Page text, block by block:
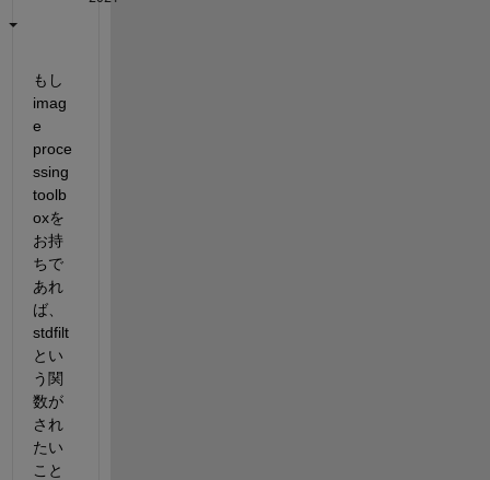
もし
imag
e
proce
ssing
toolb
oxを
お持
ちで
あれ
ば、
stdfilt
とい
う関
数が
され
たい
こと